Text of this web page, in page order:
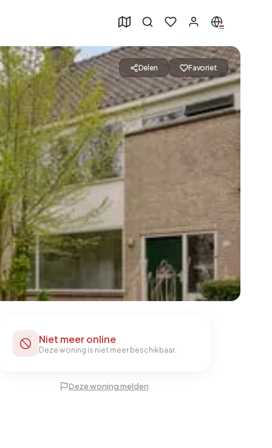
49
Delen Favoriet
Niet meer online
Deze woning is niet meer beschikbaar.
Deze woning melden